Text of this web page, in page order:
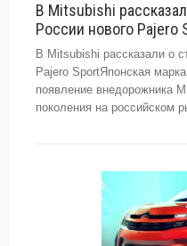
В Mitsubishi
России нового Pajero
В Mitsubishi рассказали о
Pajero SportЯпонская
появление внедорожника
поколения на российском